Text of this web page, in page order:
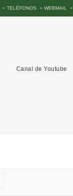
TELÉFONOS WEBMAIL
Canal de Youtube